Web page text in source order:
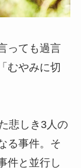
っても過言
むやみに切
悲しき3人の
る事件。そ
件と並⾏し